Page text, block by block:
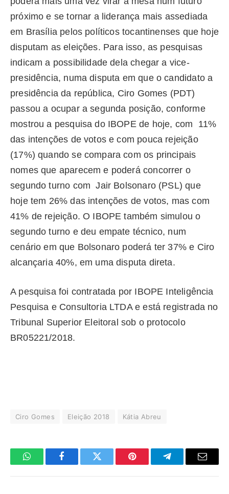
próximo e se tornar a liderança mais assediada
em Brasília pelos políticos tocantinenses que hoje
disputam as eleições. Para isso, as pesquisas
indicam a possibilidade dela chegar a vice-
presidência, numa disputa em que o candidato a
presidência da república, Ciro Gomes (PDT)
passou a ocupar a segunda posição, conforme
mostrou a pesquisa do IBOPE de hoje, com 11%
das intenções de votos e com pouca rejeição
(17%) quando se compara com os principais
nomes que aparecem e poderá concorrer o
segundo turno com Jair Bolsonaro (PSL) que
hoje tem 26% das intenções de votos, mas com
41% de rejeição. O IBOPE também simulou o
segundo turno e deu empate técnico, num
cenário em que Bolsonaro poderá ter 37% e Ciro
alcançaria 40%, em uma disputa direta.
A pesquisa foi contratada por IBOPE Inteligência
Pesquisa e Consultoria LTDA e está registrada no
Tribunal Superior Eleitoral sob o protocolo
BR05221/2018.
Ciro Gomes Eleição 2018 Kátia Abreu
WhatsAppFacebookTwitter Pinterest TelegramaE-